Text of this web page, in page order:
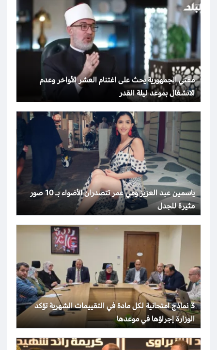
مفتي الجمهورية يحث على اغتنام العشر الأواخر وعدم
الانشغال بموعد ليلة القدر
ياسمين عبد العزيز ومي عمر تتصدران الأضواء بـ 10 صور
مثيرة للجدل
3 نماذج امتحانية لكل مادة في التقييمات الشهرية تؤكد
الوزارة إجراؤها في موعدها